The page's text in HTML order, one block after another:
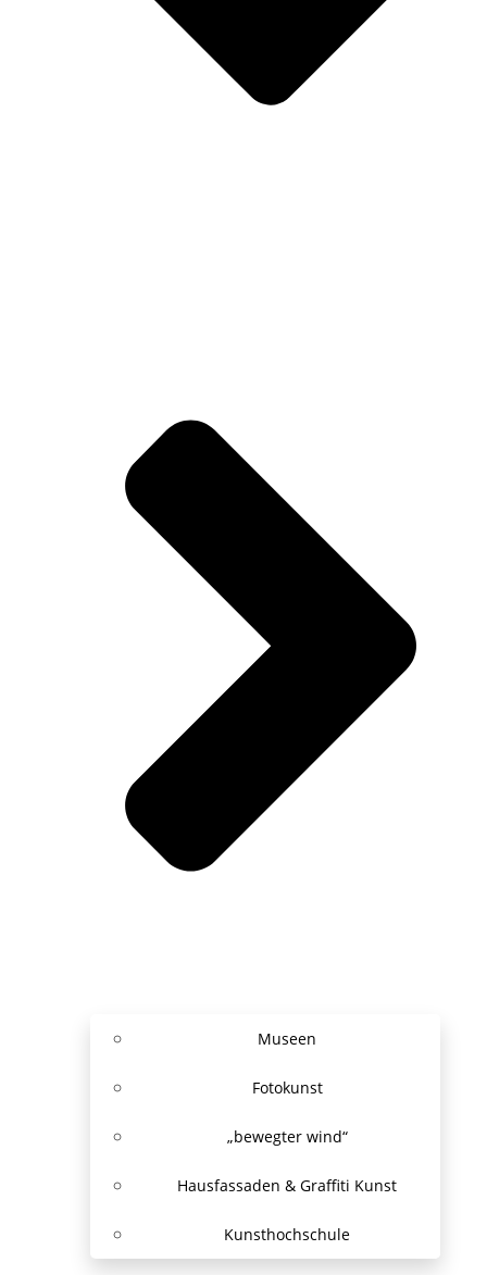
Museen
Fotokunst
„bewegter wind“
Hausfassaden & Graffiti Kunst
Kunsthochschule